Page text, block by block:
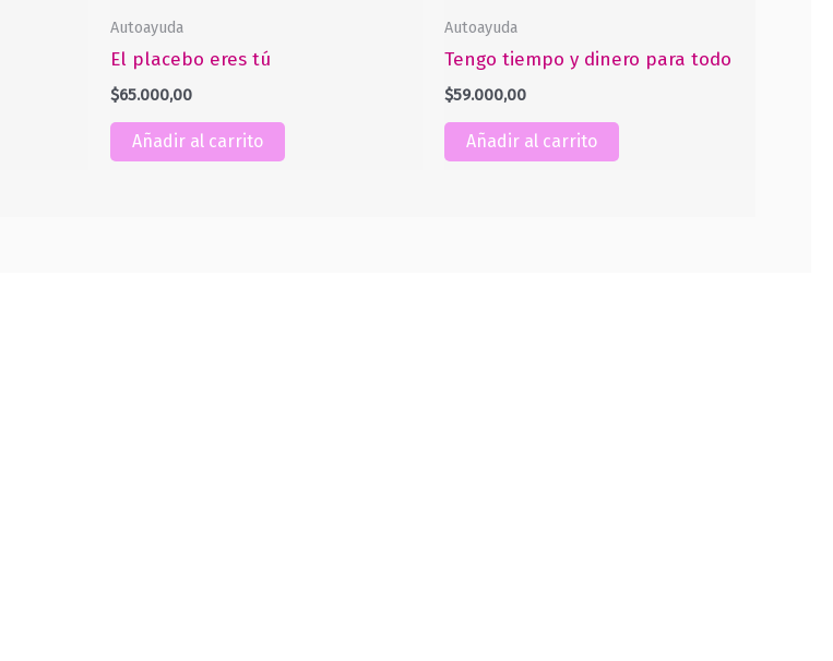
Autoayuda
El placebo eres tú
$65.000,00
Añadir al carrito
Autoayuda
Tengo tiempo y dinero para todo
$59.000,00
Añadir al carrito